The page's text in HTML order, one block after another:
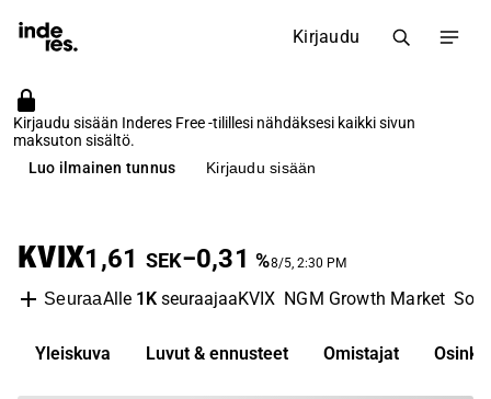
Kirjaudu
Kirjaudu sisään Inderes Free -tilillesi nähdäksesi kaikki sivun
maksuton sisältö.
Luo ilmainen tunnus
Kirjaudu sisään
KVIX1,61 SEK−0,31 %8/5, 2:30 PM
SeuraaAlle 1KseuraajaaKVIX NGM Growth Market
Yleiskuva Luvut & ennusteet Omistajat Osinko